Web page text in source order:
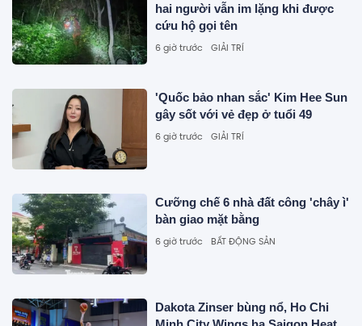
hai người vẫn im lặng khi được
cứu hộ gọi tên
6 giờ trước GIẢI TRÍ
'Quốc bảo nhan sắc' Kim Hee Sun
gây sốt với vẻ đẹp ở tuổi 49
6 giờ trước GIẢI TRÍ
Cưỡng chế 6 nhà đất công 'chây ì'
bàn giao mặt bằng
6 giờ trước BẤT ĐỘNG SẢN
Dakota Zinser bùng nổ, Ho Chi